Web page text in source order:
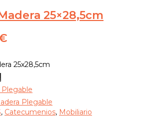
25×28,5cm
25x28,5cm
, Catecumenios, Mobiliario